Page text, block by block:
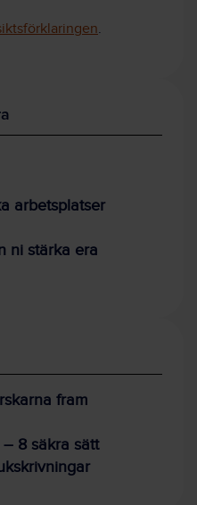
.
arbetsplatser
ni stärka era
fram
8 säkra sätt